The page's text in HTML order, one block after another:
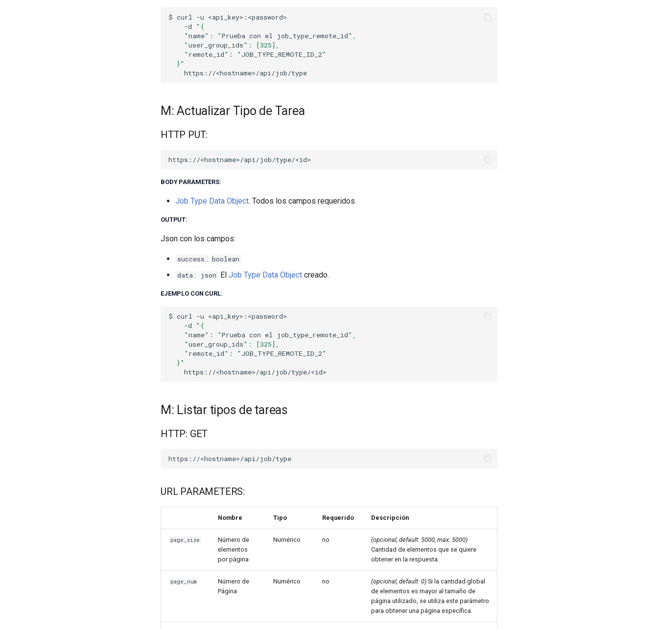
$ curl -u
-d
"{
    "
name": "Prueba con el job_type_remote_id",
    "
user_group_ids": [325],
    "
remote_id": " JOB_TYPE_REMOTE_ID_2"
  }"
M: Actualizar Tipo de Tarea
HTTP PUT:
BODY PARAMETERS:
Job Type Data Object. Todos los campos requeridos.
OUTPUT:
Json con los campos:
success : boolean
data : json El Job Type Data Object creado.
EJEMPLO CON CURL:
$ curl -u
-d
"{
    "
name": "Prueba con el job_type_remote_id",
    "
user_group_ids": [325],
    "
remote_id": " JOB_TYPE_REMOTE_ID_2"
  }"
M: Listar tipos de tareas
HTTP: GET
URL PARAMETERS:
Nombre Tipo Requerido Descripción
page_size
Número de
elementos
por página
Numérico no
(opcional, default: 5000, max: 5000)
Cantidad de elementos que se quiere
obtener en la respuesta.
page_num
Número de
Página
Numérico no (opcional, default: 0) Si la cantidad global
de elementos es mayor al tamaño de
página utilizado, se utiliza este parámetro
para obtener una página específica.